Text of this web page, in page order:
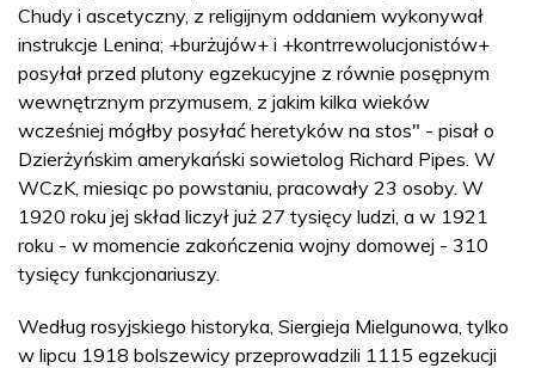
Chudy i ascetyczny, z religijnym oddaniem wykonywał
instrukcje Lenina; +burżujów+ i +kontrrewolucjonistów+
posyłał przed plutony egzekucyjne z równie posępnym
wewnętrznym przymusem, z jakim kilka wieków
wcześniej mógłby posyłać heretyków na stos" - pisał o
Dzierżyńskim amerykański sowietolog Richard Pipes. W
WCzK, miesiąc po powstaniu, pracowały 23 osoby. W
1920 roku jej skład liczył już 27 tysięcy ludzi, a w 1921
roku - w momencie zakończenia wojny domowej - 310
tysięcy funkcjonariuszy.
Według rosyjskiego historyka, Siergieja Mielgunowa, tylko
w lipcu 1918 bolszewicy przeprowadzili 1115 egzekucji